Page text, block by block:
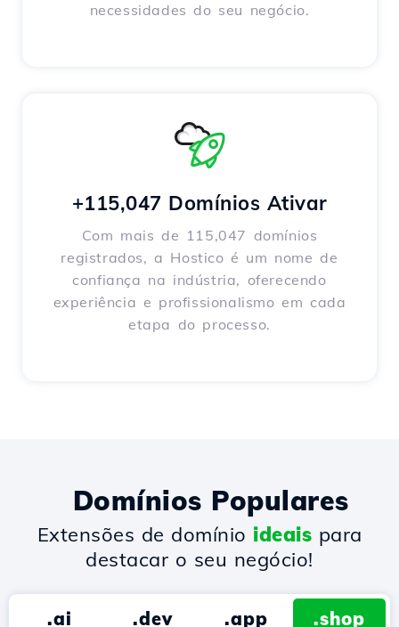
necessidades do seu negócio.
+115,047 Domínios Ativar
Com mais de 115,047 domínios
registrados, a Hostico é um nome de
confiança na indústria, oferecendo
experiência e profissionalismo em cada
etapa do processo.
Domínios Populares
Extensões de domínio ideais para
destacar o seu negócio!
.ai .dev .app .shop